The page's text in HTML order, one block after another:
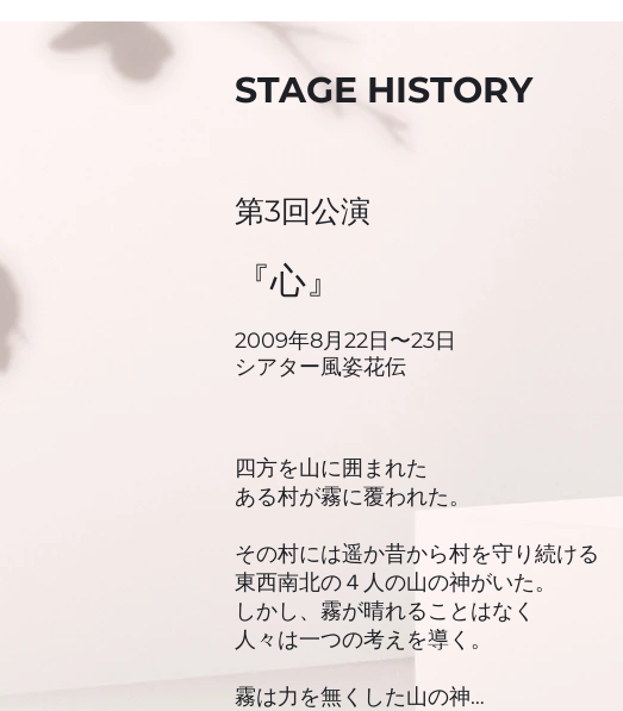
​第3回公演
STAGE HISTORY
『心』
2009年8月22日〜23日
シアター風姿花伝
四方を山に囲まれた
ある村が霧に覆われた。
その村には遥か昔から村を守り続ける
東西南北の４人の山の神がいた。
しかし、霧が晴れることはなく
人々は一つの考えを導く。
霧は力を無くした山の神…